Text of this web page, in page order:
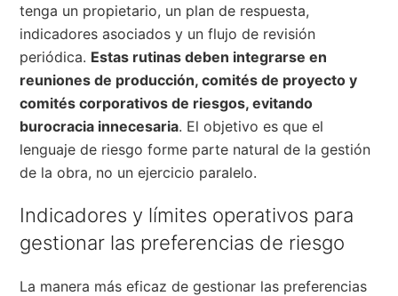
tenga un propietario, un plan de respuesta,
indicadores asociados y un flujo de revisión
periódica. Estas rutinas deben integrarse en
reuniones de producción, comités de proyecto y
comités corporativos de riesgos, evitando
burocracia innecesaria. El objetivo es que el
lenguaje de riesgo forme parte natural de la gestión
de la obra, no un ejercicio paralelo.
Indicadores y límites operativos para
gestionar las preferencias de riesgo
La manera más eficaz de gestionar las preferencias